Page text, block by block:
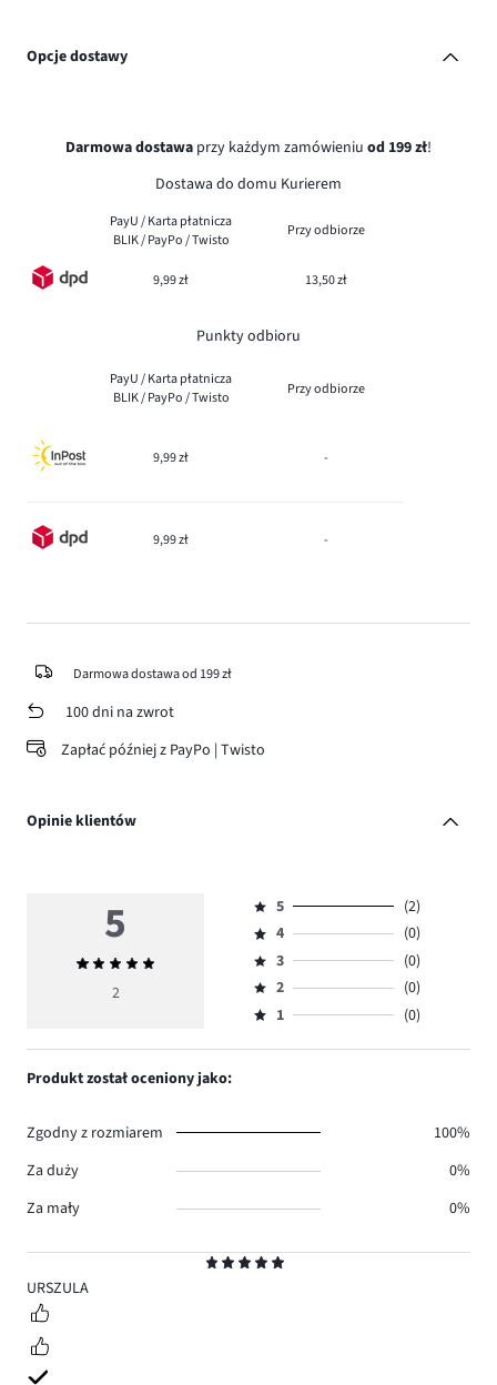
Opcje dostawy
Darmowa dostawa przy każdym zamówieniu od 199 zł!
Dostawa do domu Kurierem
PayU / Karta płatnicza
BLIK / PayPo / Twisto
Przy odbiorze
9,99 zł 13,50 zł
Punkty odbioru
PayU / Karta płatnicza
BLIK / PayPo / Twisto
Przy odbiorze
9,99 zł -
9,99 zł -
Darmowa dostawa od 199 zł
100 dni na zwrot
Zapłać później z PayPo | Twisto
Opinie klientów
5
URSZULA
5
Średnia
ocena
2
Ocena
5,
ilość
głosów
2.
5
(2)
Ocena
4,
ilość
głosów
4
(0)
Ocena
3,
ilość
3
(0)
Ocena
2,
2
(0)
Ocena
1,
1 (0)
Produkt został oceniony jako:
Zgodny z rozmiarem
100%
Za duży
0%
Za mały
0%